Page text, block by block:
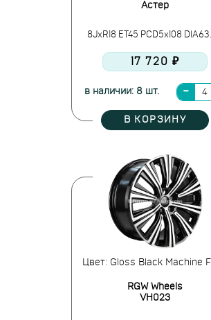
Астер
8JxR18 ET45 PCD5x108
17 720 ₽
в наличии: 8 шт.
В КОРЗИНУ
Цвет: Gloss Black Machine
RGW Wheels
VH023